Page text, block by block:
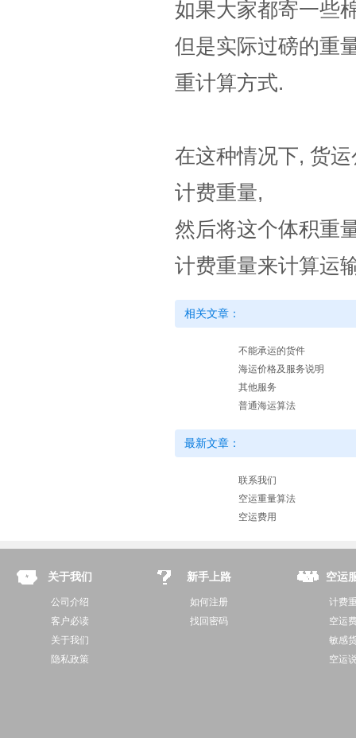
如果大家都寄一些
但是实际过磅的重
重计算方式.
在这种情况下, 货
计费重量,
然后将这个体积重
计费重量来计算运
相关文章：
不能承运的货件
海运价格及服务说明
其他服务
普通海运算法
最新文章：
联系我们
空运重量算法
空运费用
关于我们
公司介绍
客户必读
关于我们
隐私政策
新手上路
如何注册
找回密码
空运
计费
空运
敏感
空运